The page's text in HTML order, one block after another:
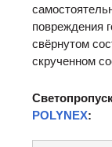
повреждения
свёрнутом
скрученном
POLYNEX: